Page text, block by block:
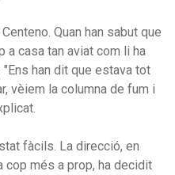
Quan han sabut que
a casa tan aviat com li ha
han dit que estava tot
vèiem la columna de fum i
fàcils. La direcció, en
cop més a prop, ha decidit